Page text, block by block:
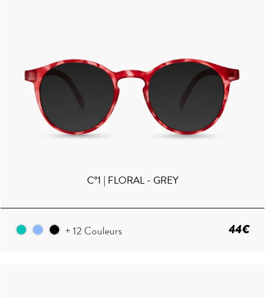
C°1 | FLORAL - GREY
+ 12 Couleurs 44€